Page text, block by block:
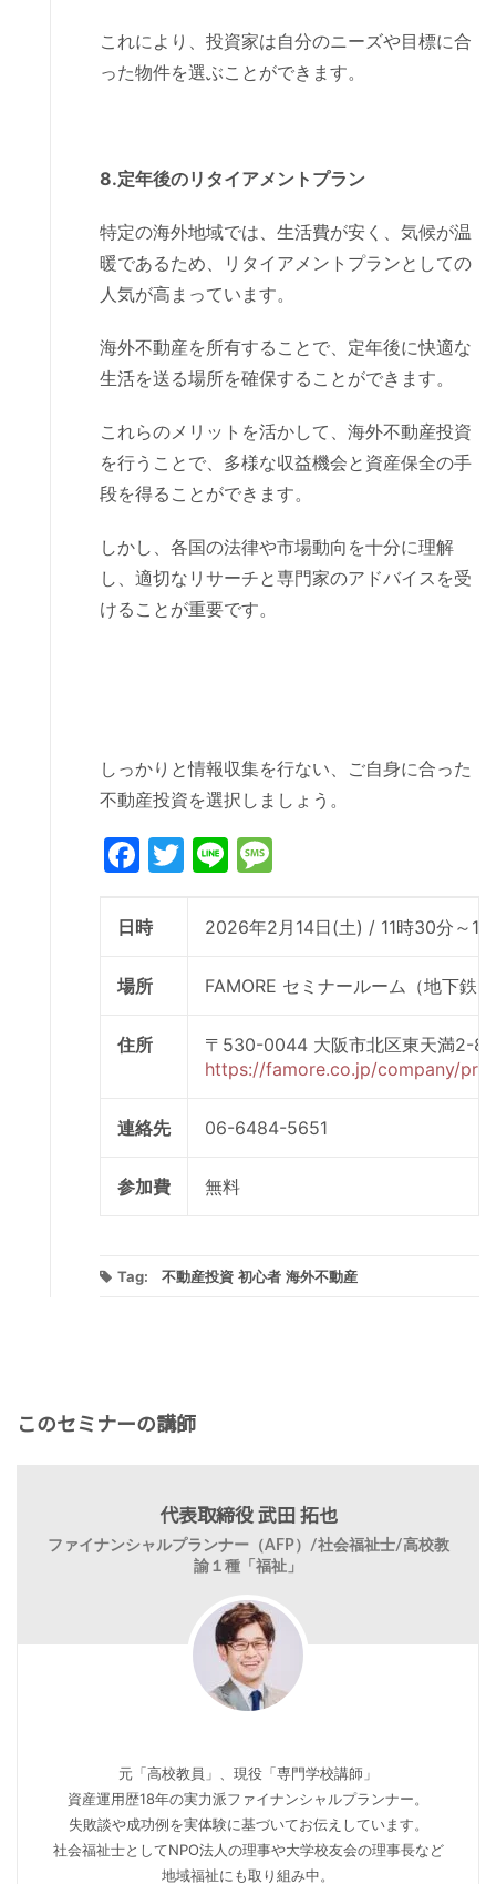
これにより、投資家は自分のニーズや目標に合
った物件を選ぶことができます。
8.定年後のリタイアメントプラン
特定の海外地域では、生活費が安く、気候が温
暖であるため、リタイアメントプランとしての
人気が高まっています。
海外不動産を所有することで、定年後に快適な
生活を送る場所を確保することができます。
これらのメリットを活かして、海外不動産投資
を行うことで、多様な収益機会と資産保全の手
段を得ることができます。
しかし、各国の法律や市場動向を十分に理解
し、適切なリサーチと専門家のアドバイスを受
けることが重要です。
しっかりと情報収集を行ない、ご自身に合った
不動産投資を選択しましょう。
Facebook
Twitter
Line
日時 2026年2月14日(土) / 11時30分～
場所 FAMORE セミナールーム（地下鉄
住所
〒530-0044 大阪市北区東天満2-8-
https://famore.co.jp/company/
連絡先 06-6484-5651
参加費 無料
Tag: 不動産投資 初心者 海外不動産
このセミナーの講師
代表取締役 武田 拓也
ファイナンシャルプランナー（AFP）/社会福祉士/高校教
諭１種「福祉」
元「高校教員」、現役「専門学校講師」
資産運用歴18年の実力派ファイナンシャルプランナー。
失敗談や成功例を実体験に基づいてお伝えしています。
社会福祉士としてNPO法人の理事や大学校友会の理事長など
地域福祉にも取り組み中。